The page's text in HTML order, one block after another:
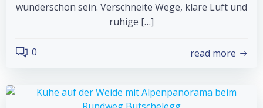
wunderschön sein. Verschneite Wege, klare Luft und
ruhige […]
0 read more